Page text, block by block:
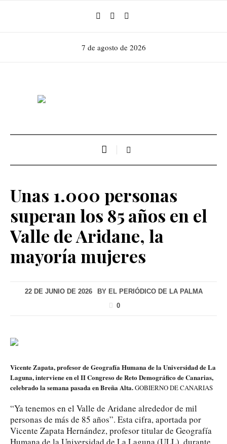
7 de agosto de 2026
Unas 1.000 personas
superan los 85 años en el
Valle de Aridane, la
mayoría mujeres
22 DE JUNIO DE 2026 BY EL PERIÓDICO DE LA PALMA
0
Vicente Zapata, profesor de Geografía Humana de la Universidad de La
Laguna, interviene en el II Congreso de Reto Demográfico de Canarias,
celebrado la semana pasada en Breña Alta.GOBIERNO DE CANARIAS
“Ya tenemos en el Valle de Aridane alrededor de mil
personas de más de 85 años”. Esta cifra, aportada por
Vicente Zapata Hernández, profesor titular de Geografía
Humana de la Universidad de La Laguna (ULL), durante